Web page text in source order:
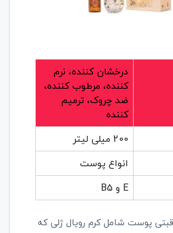
درخشان کننده، نرم
کننده، مرطوب کننده،
ضد چروک، ترمیم
کننده
200 میلی لیتر
انواع پوست
E و B5
پوست شامل کرم رویال ژلی که